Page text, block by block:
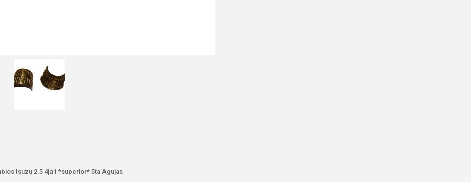
Isuzu 2.5 4ja1 *superior* 5ta Agujas